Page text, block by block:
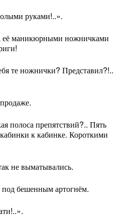
руками!..».
маникюрными ножничками
те ножнички? Представил?!..
полоса препятствий?.. Пять
к кабинке. Короткими
не выматывались.
под бешенным артогнём.